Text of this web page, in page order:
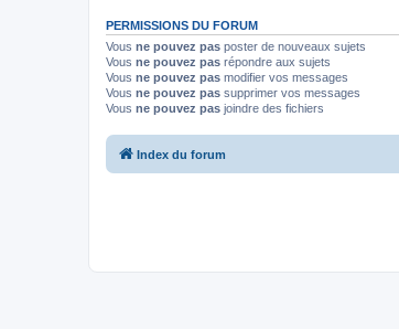
PERMISSIONS DU FORUM
Vous ne pouvez pas poster de nouveaux sujets
Vous ne pouvez pas répondre aux sujets
Vous ne pouvez pas modifier vos messages
Vous ne pouvez pas supprimer vos messages
Vous ne pouvez pas joindre des fichiers
Index du forum